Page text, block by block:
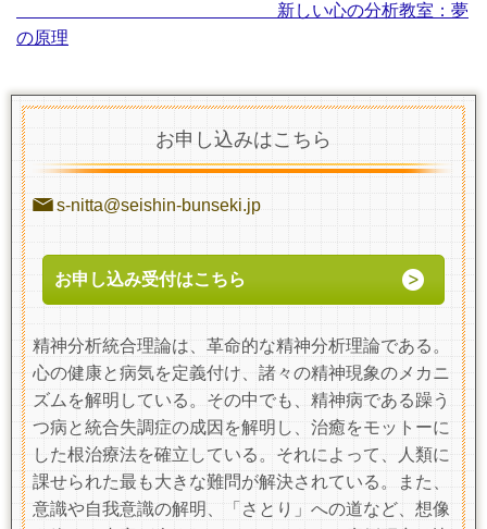
新しい心の分析教室：夢
の原理
お申し込みはこちら
s-nitta@seishin-bunseki.jp
お申し込み受付はこちら
精神分析統合理論は、革命的な精神分析理論である。
心の健康と病気を定義付け、諸々の精神現象のメカニ
ズムを解明している。その中でも、精神病である躁う
つ病と統合失調症の成因を解明し、治癒をモットーに
した根治療法を確立している。それによって、人類に
課せられた最も大きな難問が解決されている。また、
意識や自我意識の解明、「さとり」への道など、想像